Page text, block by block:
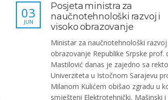
Posjeta ministra za
naučnotehnološki razvoj i
visoko obrazovanje
03
JUN
Ministar za naučnotehnološki
obrazovanje Republike Srpske prof.
Mastilović danas je zajedno sa
Univerziteta u Istočnom Sarajevu
Milanom Kulićem obišao zgradu u
smješteni Elektrotehnički, Mašinski i